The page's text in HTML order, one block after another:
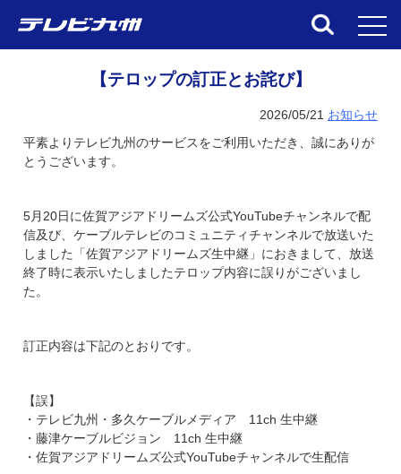
【テロップの訂正とお詫び】
2026/05/21 お知らせ
平素よりテレビ九州のサービスをご利用いただき、誠にありが
とうございます。
5月20日に佐賀アジアドリームズ公式YouTubeチャンネルで配
信及び、ケーブルテレビのコミュニティチャンネルで放送いた
しました「佐賀アジアドリームズ生中継」におきまして、放送
終了時に表示いたしましたテロップ内容に誤りがございまし
た。
訂正内容は下記のとおりです。
【誤】
・テレビ九州・多久ケーブルメディア 11ch 生中継
・藤津ケーブルビジョン 11ch 生中継
・佐賀アジアドリームズ公式YouTubeチャンネルで生配信